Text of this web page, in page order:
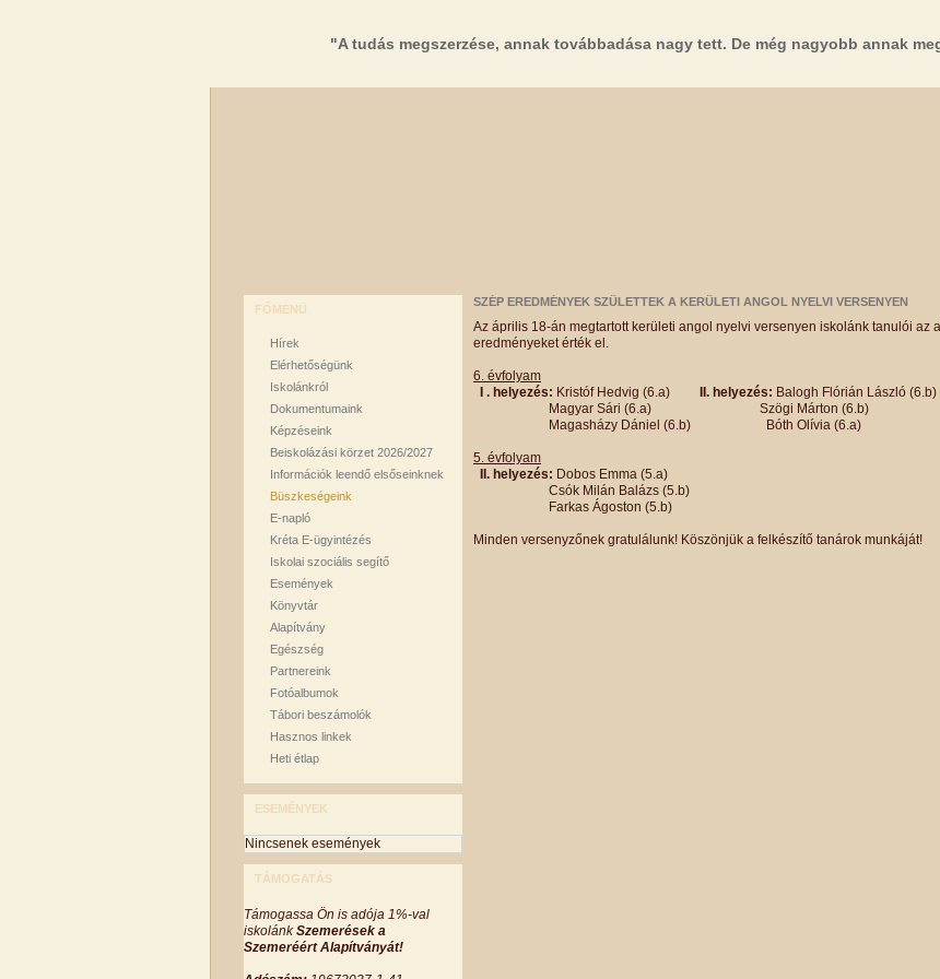
"A tudás megszerzése, annak továbbadása nagy tett. De még nagyobb annak
FŐMENÜ
Hírek
Elérhetőségünk
Iskolánkról
Dokumentumaink
Képzéseink
Beiskolázási körzet 2026/2027
Információk leendő elsőseinknek
Büszkeségeink
E-napló
Kréta E-ügyintézés
Iskolai szociális segítő
Események
Könyvtár
Alapítvány
Egészség
Partnereink
Fotóalbumok
Tábori beszámolók
Hasznos linkek
Heti étlap
ESEMÉNYEK
Nincsenek események
TÁMOGATÁS
Támogassa Ön is adója 1%-val
iskolánkSzemerések a
Szemeréért Alapítványát!
SZÉP EREDMÉNYEK SZÜLETTEK A KERÜLETI ANGOL NYELVI VERSENYEN
Az április 18-án megtartott kerületi angol nyelvi versenyen iskolánk tanulói az
eredményeket érték el.
6. évfolyam
I . helyezés: Kristóf Hedvig (6.a) II. helyezés: Balogh Flórián László (6.b)
Magyar Sári (6.a) Szögi Márton (6.b)
Magasházy Dániel (6.b) Bóth Olívia (6.a)
5. évfolyam
II. helyezés: Dobos Emma (5.a)
Csók Milán Balázs (5.b)
Farkas Ágoston (5.b)
Minden versenyzőnek gratulálunk! Köszönjük a felkészítő tanárok munkáját!